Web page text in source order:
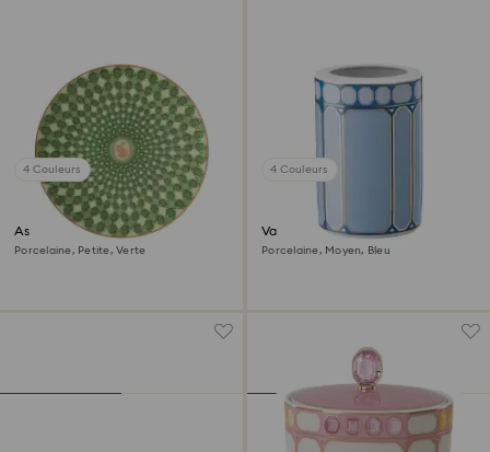
4 Couleurs
Assiette Signum
Porcelaine, Petite, Verte
4 Couleurs
Vase Signum
Porcelaine, Moyen, Bleu